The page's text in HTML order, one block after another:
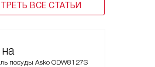
ВСЕ СТАТЬИ
посуды Asko ODW8127S